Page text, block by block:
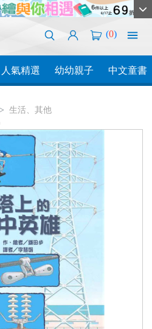
(0)
人氣精選 幼幼親子 中文童書
生活、其他